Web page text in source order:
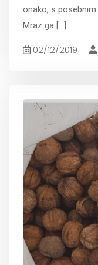
onako, s
Mraz ga [...]
02/12/2019